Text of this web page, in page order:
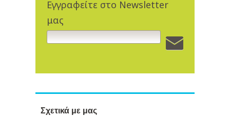
Εγγραφείτε στο Newsletter
μας
Σχετικά με μας